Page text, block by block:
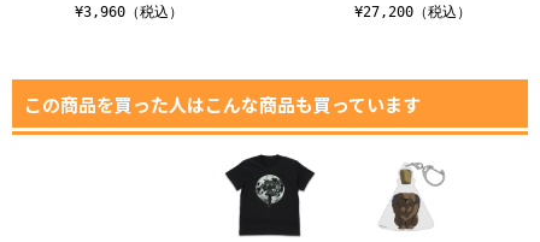
¥27,200（税込）
¥3,960（税込）
この商品を買った人はこんな商品も買っています